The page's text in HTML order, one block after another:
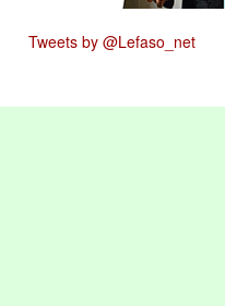
Tweets by @Lefaso_net